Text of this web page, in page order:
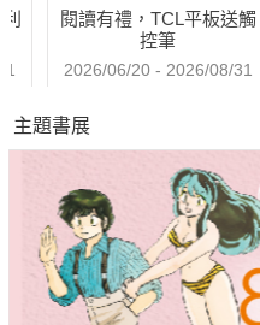
人間國寶的心願，能早日實現。
董小蕙早期醉心於捕捉物象光
俳句中的「花語」、「季語」
內、波納爾、梵谷與所謂「
但她並非著力於莫內的風景
詩的風格，用一種自身感受
物象的極致感受，這也說明了
索。2013年12月21日至2014
閱讀有禮，TCL平板送觸
控筆
2026/06/20 - 2026/08/31
主題書展